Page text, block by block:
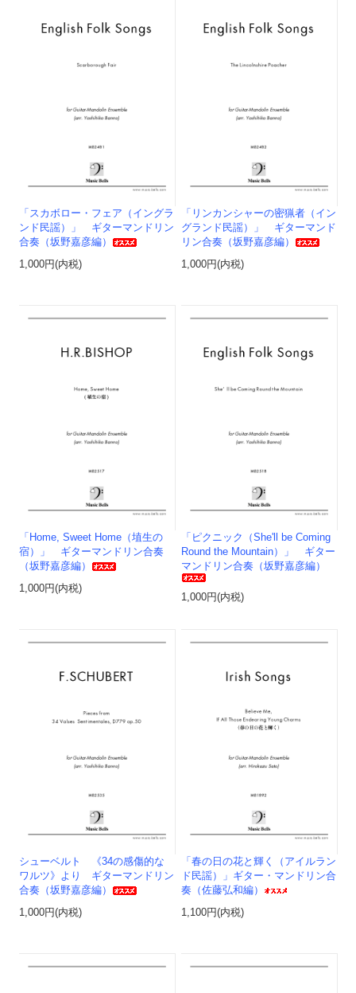
「スカボロー・フェア（イングラ
ンド民謡）」 ギターマンドリン
合奏（坂野嘉彦編）
1,000円(内税)
「リンカンシャーの密猟者（イン
グランド民謡）」 ギターマンド
リン合奏（坂野嘉彦編）
1,000円(内税)
「Home, Sweet Home（埴生の
宿）」 ギターマンドリン合奏
（坂野嘉彦編）
1,000円(内税)
「ピクニック（She'll be Coming
Round the Mountain）」 ギター
マンドリン合奏（坂野嘉彦編）
1,000円(内税)
シューベルト 《34の感傷的な
ワルツ》より ギターマンドリン
合奏（坂野嘉彦編）
1,000円(内税)
「春の日の花と輝く（アイルラン
ド民謡）」ギター・マンドリン合
奏（佐藤弘和編）
1,100円(内税)